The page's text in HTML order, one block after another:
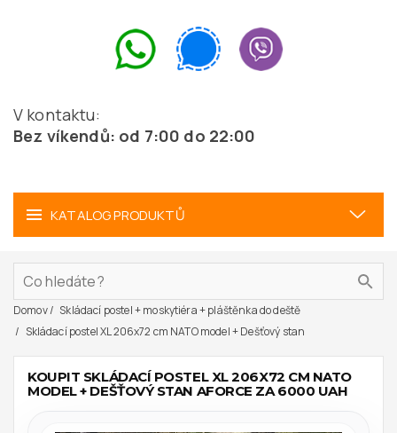
V kontaktu:
Bez víkendů: od 7:00 do 22:00
KATALOG PRODUKTŮ
Domov
Skládací postel + moskytiéra + pláštěnka do deště
Skládací postel XL 206x72 cm NATO model + Dešťový stan
KOUPIT SKLÁDACÍ POSTEL XL 206X72 CM NATO
MODEL + DEŠŤOVÝ STAN AFORCE ZA 6000 UAH